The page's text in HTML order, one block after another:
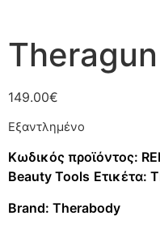
149.00€
Εξαντλημένο
Κωδικός προϊόντος:
Beauty Tools Ετικέτα:
Brand: Therabody